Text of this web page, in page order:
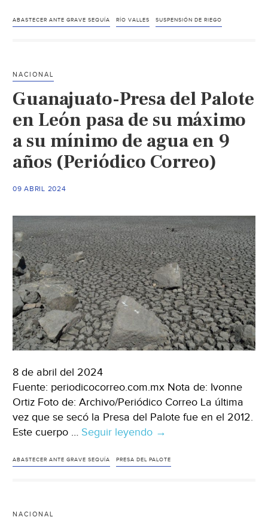
Potosí-
la
potosina,
registra
niveles
Jornada)
ABASTECER ANTE GRAVE SEQUÍA RÍO VALLES SUSPENSIÓN DE RIEGO
NACIONAL
Guanajuato-Presa del Palote
en León pasa de su máximo
a su mínimo de agua en 9
años (Periódico Correo)
09 ABRIL 2024
8 de abril del 2024
Fuente: periodicocorreo.com.mx Nota de: Ivonne
Ortiz Foto de: Archivo/Periódico Correo La última
vez que se secó la Presa del Palote fue en el 2012.
Este cuerpo … Seguir leyendo Guanajuato-
del
→
ABASTECER ANTE GRAVE SEQUÍA PRESA DEL PALOTE
NACIONAL